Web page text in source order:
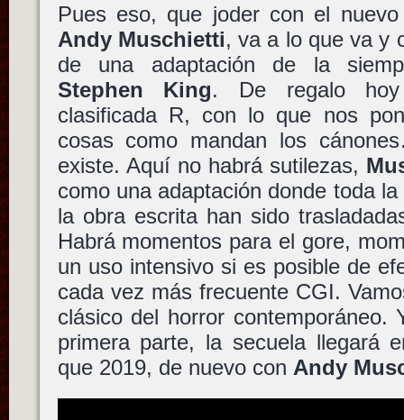
Pues eso, que joder con el
Andy Muschietti, va a lo que va y
de una adaptación de la
Stephen King. De regalo
clasificada R, con lo que nos
cosas como mandan los
existe. Aquí no habrá sutilezas,
como una adaptación donde toda
la obra escrita han sido
Habrá momentos para el gore,
un uso intensivo si es posible de
cada vez más frecuente CGI.
clásico del horror
primera parte, la secuela llegará
que 2019, de nuevo con Andy